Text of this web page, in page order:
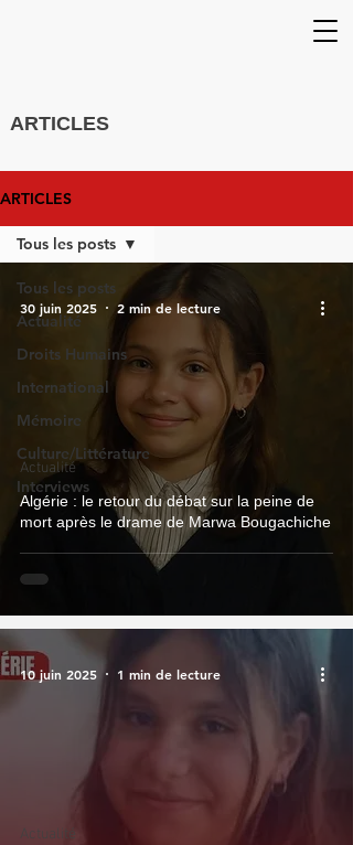
ARTICLES
ARTICLES
Tous les posts
Actualité
Droits Humains
International
Mémoire
Culture/Littérature
Interviews
Tous les posts
Algérie : le retour du débat sur la peine de
mort après le drame de Marwa Bougachiche
Actualité
30 juin 2025 2 min de lecture
Actualité
10 juin 2025 1 min de lecture